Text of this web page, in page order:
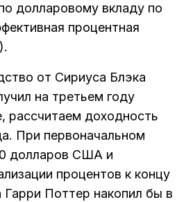
долларовому вкладу по
процентная
от Сириуса Блэка
на третьем году
рассчитаем доходность
При первоначальном
долларов США и
процентов к концу
Гарри Поттер накопил бы в